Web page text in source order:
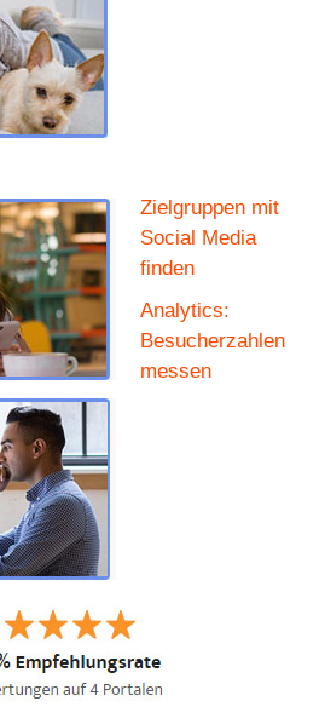
Zielgruppen mit
Social Media
finden
Analytics:
Besucherzahlen
messen